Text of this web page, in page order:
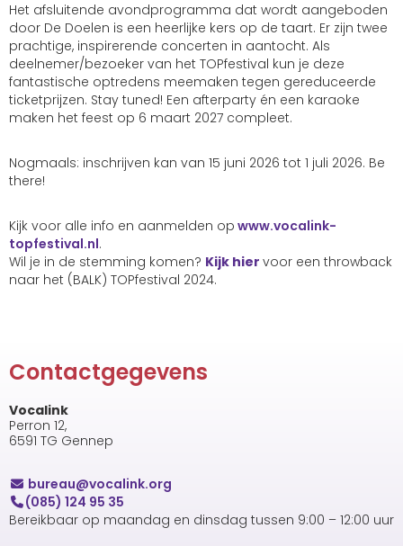
Het afsluitende avondprogramma dat wordt aangeboden
door De Doelen is een heerlijke kers op de taart. Er zijn twee
prachtige, inspirerende concerten in aantocht. Als
deelnemer/bezoeker van het TOPfestival kun je deze
fantastische optredens meemaken tegen gereduceerde
ticketprijzen. Stay tuned! Een afterparty én een karaoke
maken het feest op 6 maart 2027 compleet.
Nogmaals: inschrijven kan van 15 juni 2026 tot 1 juli 2026. Be
there!
Kijk voor alle info en aanmelden op www.vocalink-
topfestival.nl.
Wil je in de stemming komen? Kijk hier voor een throwback
naar het (BALK) TOPfestival 2024.
Contactgegevens
Vocalink
Perron 12,
6591 TG Gennep
uaerub@vocalink.org
(085) 124 95 35
Bereikbaar op maandag en dinsdag tussen 9:00 – 12:00 uur